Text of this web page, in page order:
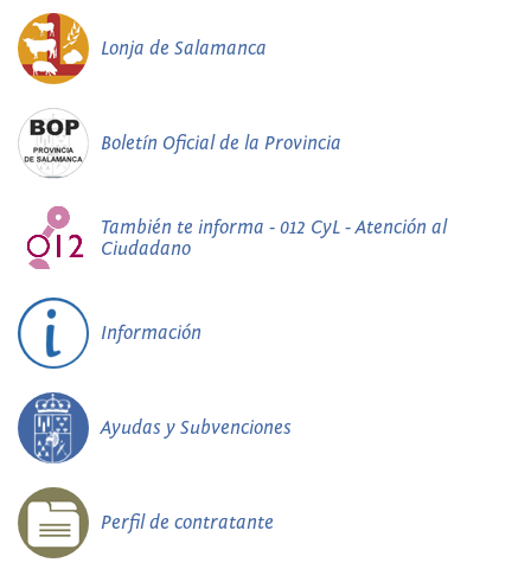
Lonja de Salamanca
Boletín Oficial de la Provincia
También te informa - 012 CyL - Atención al
Ciudadano
Información
Ayudas y Subvenciones
Perfil de contratante